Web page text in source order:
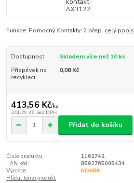
Funkce: Pomocný Kontakty: 2 přep. celý popis
Dostupnost
Skladem více než 10 ks
Příspěvek na
recyklaci
0,08 Kč
413,56 Kč/ks
341,79 Kč bez DPH
Přidat do košíku
Číslo produktu:
1162742
EAN kód:
8592765005434
Výrobce:
NOARK
Hlídat tento produkt